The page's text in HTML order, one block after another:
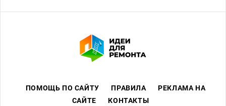
ПОМОЩЬ ПО САЙТУ ПРАВИЛА
РЕКЛАМА НА
САЙТЕ
КОНТАКТЫ